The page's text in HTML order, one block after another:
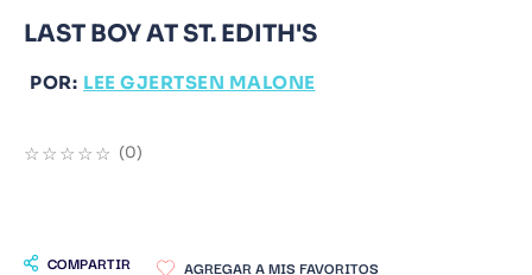
LAST BOY AT ST. EDITH'S
POR: LEE GJERTSEN MALONE
☆☆☆☆☆ (0)
COMPARTIR
9. Infantil
10. Warhammer